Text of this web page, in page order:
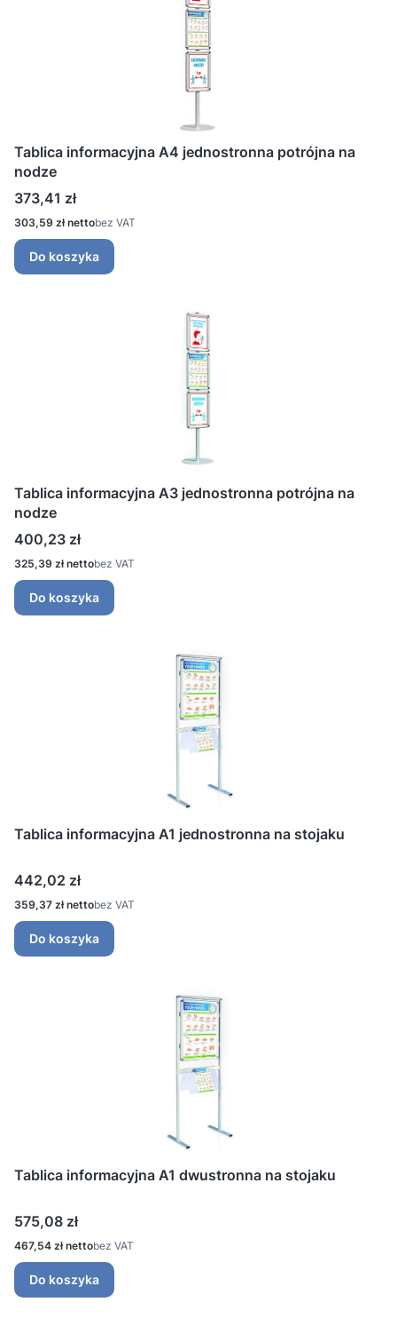
Tablica informacyjna A4 jednostronna potrójna na
nodze
Cena
373,41 zł
Cena
303,59 zł bez VAT
Do koszyka
Tablica informacyjna A3 jednostronna potrójna na
nodze
Cena
400,23 zł
Cena
325,39 zł bez VAT
Do koszyka
Tablica informacyjna A1 jednostronna na stojaku
Cena
442,02 zł
Cena
359,37 zł bez VAT
Do koszyka
Tablica informacyjna A1 dwustronna na stojaku
Cena
575,08 zł
Cena
467,54 zł bez VAT
Do koszyka